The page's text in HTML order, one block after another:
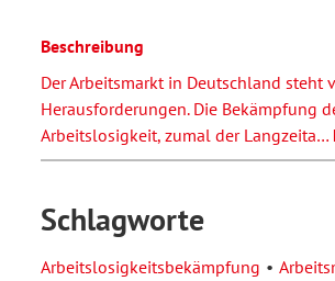
Beschreibung
Der Arbeitsmarkt in Deutschland steht
Herausforderungen. Die Bekämpfung
Arbeitslosigkeit, zumal der Langzeita…
Schlagworte
Arbeitslosigkeitsbekämpfung